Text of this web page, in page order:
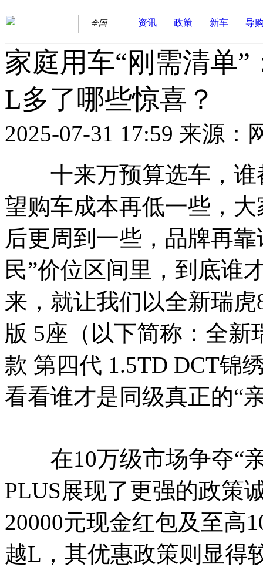
全国 资讯 政策 新车 导
家庭用车“刚需清单”
L多了哪些惊喜？
2025-07-31 17:59 来源：
十来万预算选车，谁
望购车成本再低一些，
后更周到一些，品牌再
民”价位区间里，到底谁
来，就让我们以全新瑞
版 5座（以下简称：全新
款 第四代 1.5TD DCT锦
看看谁才是同级真正的“
在10万级市场争夺“亲
PLUS展现了更强的政策
20000元现金红包及至高
越L，其优惠政策则显得